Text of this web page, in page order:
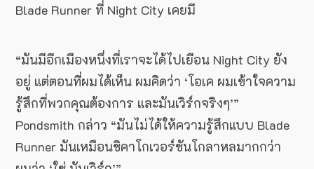
Blade Runner ที่ Night City เคยมี
“มันมีอีกเมืองหนึ่งที่เราจะได้ไปเยือน Night City ยัง
อยู่ แต่ตอนที่ผมได้เห็น ผมคิดว่า ‘โอเค ผมเข้าใจความ
รู้สึกที่พวกคุณต้องการ และมันเวิร์กจริงๆ’”
Pondsmith กล่าว “มันไม่ได้ให้ความรู้สึกแบบ Blade
Runner มันเหมือนชิคาโกเวอร์ชันโกลาหลมากกว่า